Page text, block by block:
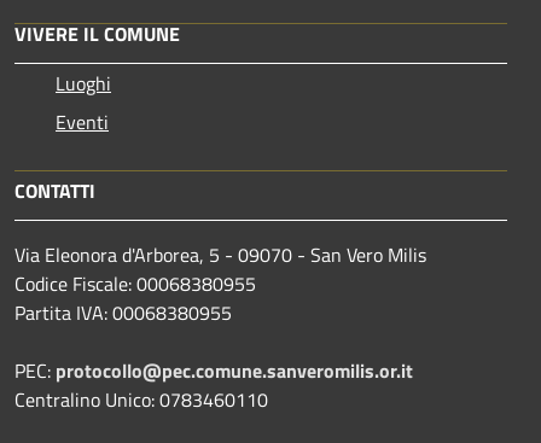
VIVERE IL COMUNE
Luoghi
Eventi
CONTATTI
Via Eleonora d'Arborea, 5 - 09070 - San Vero Milis
Codice Fiscale: 00068380955
Partita IVA: 00068380955
PEC: protocollo@pec.comune.sanveromilis.or.it
Centralino Unico: 0783460110